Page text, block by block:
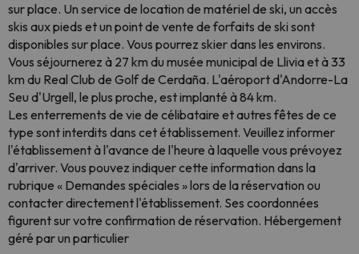
sur place. Un service de location de matériel de ski, un accès
skis aux pieds et un point de vente de forfaits de ski sont
disponibles sur place. Vous pourrez skier dans les environs.
Vous séjournerez à 27 km du musée municipal de Llivia et à 33
km du Real Club de Golf de Cerdaña. L'aéroport d'Andorre-La
Seu d'Urgell, le plus proche, est implanté à 84 km.
Les enterrements de vie de célibataire et autres fêtes de ce
type sont interdits dans cet établissement. Veuillez informer
l'établissement à l'avance de l'heure à laquelle vous prévoyez
d'arriver. Vous pouvez indiquer cette information dans la
rubrique « Demandes spéciales » lors de la réservation ou
contacter directement l'établissement. Ses coordonnées
figurent sur votre confirmation de réservation. Hébergement
géré par un particulier